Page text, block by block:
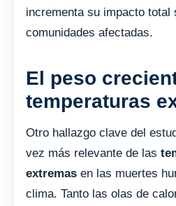
incrementa su impacto total
comunidades afectadas.
El peso
temperaturas
Otro hallazgo clave del
vez más relevante de las
extremas en las muertes
clima. Tanto las olas de